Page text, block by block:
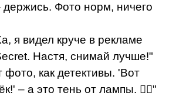
держись. Фото норм, ничего
я видел круче в рекламе
Настя, снимай лучше!"
фото, как детективы. 'Вот
– а это тень от лампы. 🤦‍♂️"